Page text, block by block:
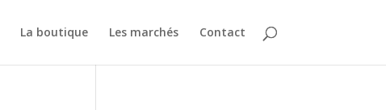
La boutique Les marchés Contact